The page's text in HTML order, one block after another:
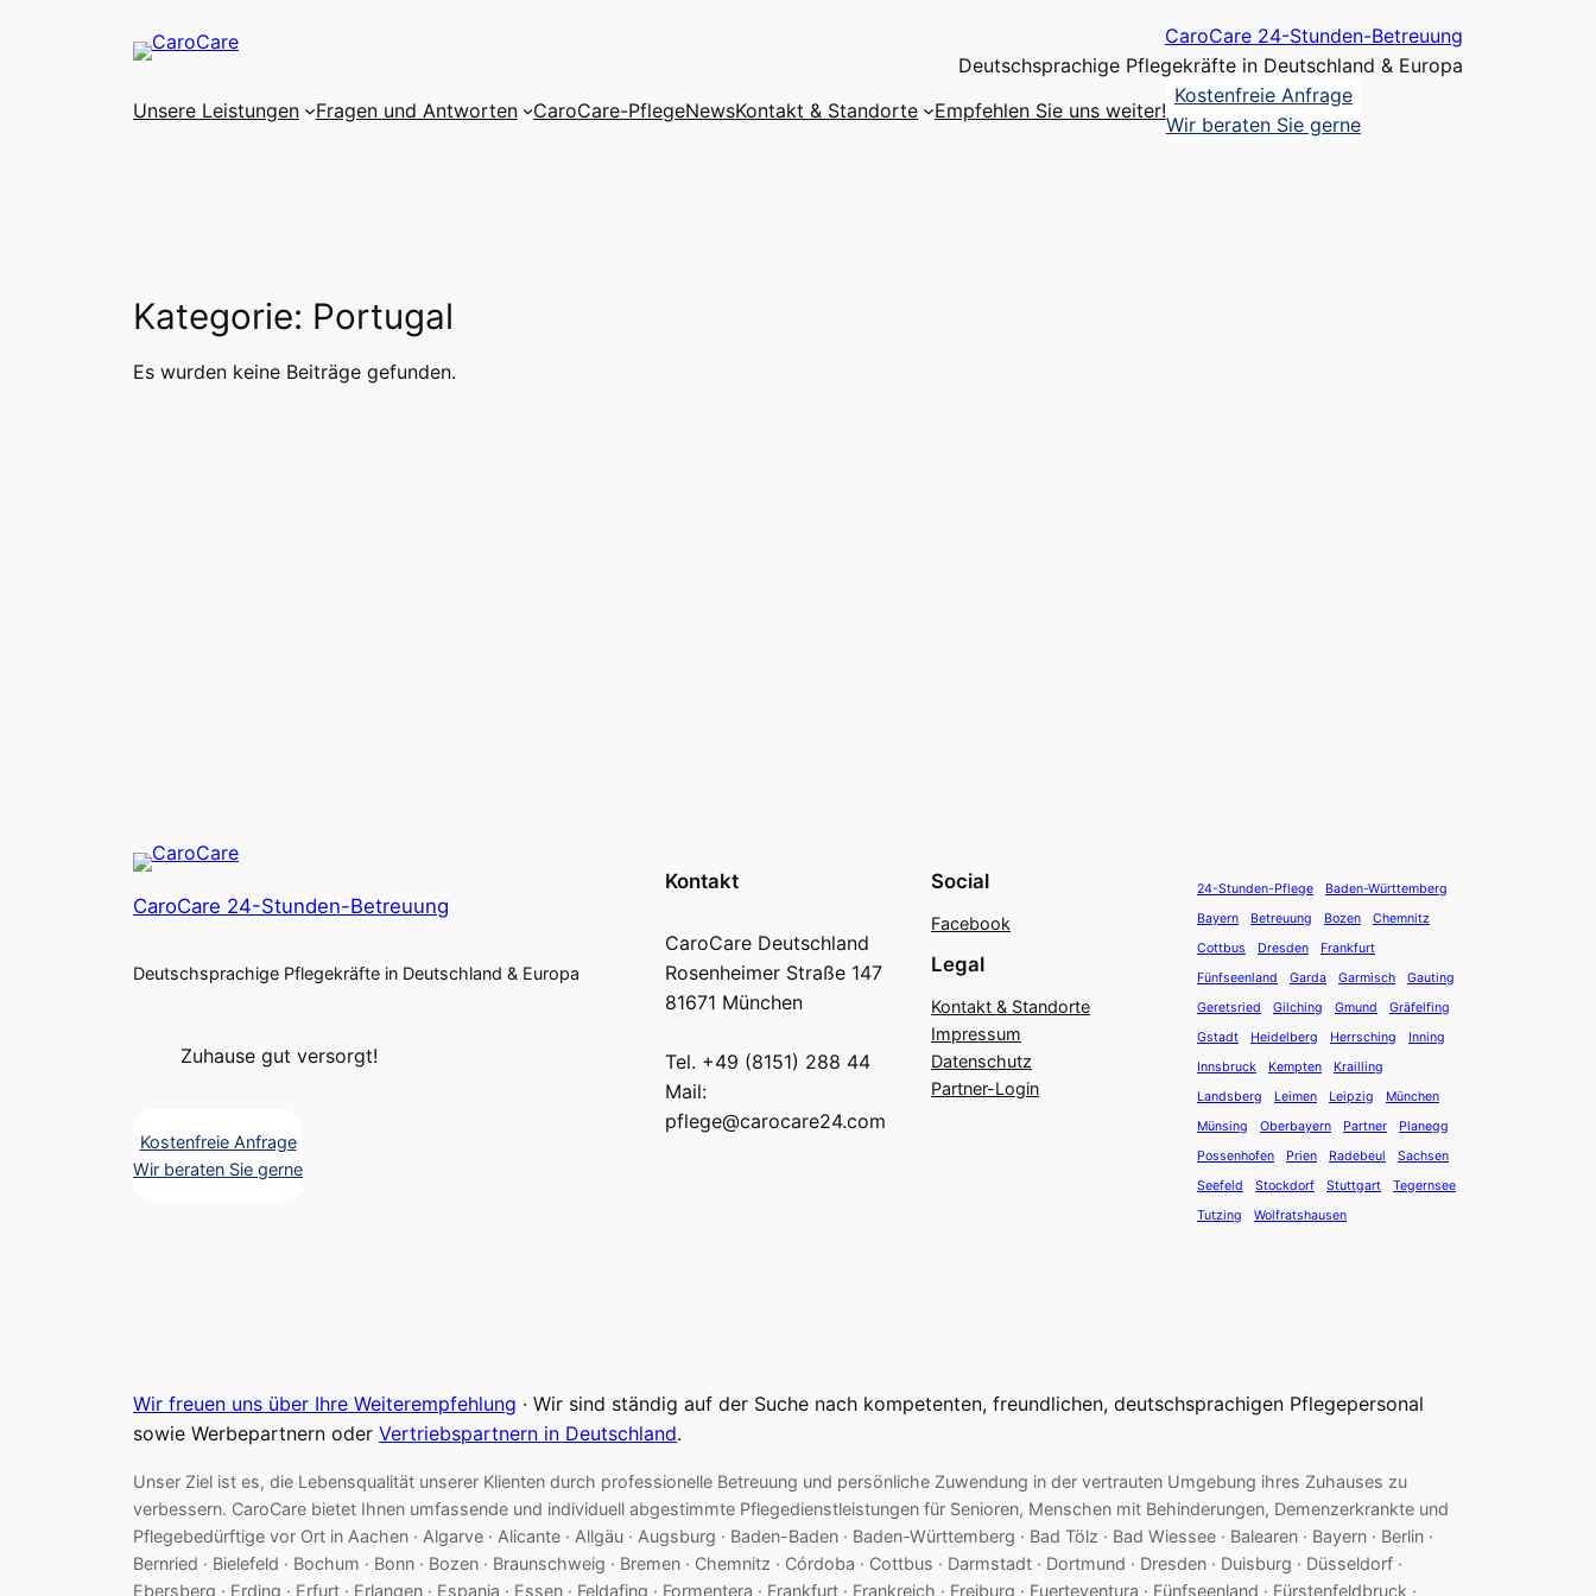
CaroCare 24-Stunden-Betreuung
Deutschsprachige Pflegekräfte in Deutschland & Europa
Unsere Leistungen
Fragen und Antworten CaroCare-PflegeNewsKontakt & Standorte Empfehlen Sie uns weiter!
Kostenfreie Anfrage
Wir beraten Sie gerne
Kategorie: Portugal
Es wurden keine Beiträge gefunden.
CaroCare 24-Stunden-Betreuung
Deutschsprachige Pflegekräfte in Deutschland & Europa
Zuhause gut versorgt!
Kostenfreie Anfrage
Wir beraten Sie gerne
Kontakt
CaroCare Deutschland
Rosenheimer Straße 147
81671 München
Tel. +49 (8151) 288 44
Mail:
pflege@carocare24.com
Social
Facebook
Legal
Kontakt & Standorte
Impressum
Datenschutz
Partner-Login
24-Stunden-Pflege
Baden-Württemberg
Bayern
Betreuung Bozen
Chemnitz
Cottbus
Dresden
Frankfurt
Fünfseenland
Garda Garmisch
Gauting
Geretsried
Gilching Gmund
Gräfelfing
Gstadt
Heidelberg Herrsching
Inning
Innsbruck
Kempten
Krailling
Landsberg
Leimen Leipzig
München
Münsing
Oberbayern Partner
Planegg
Possenhofen
Prien Radebeul
Sachsen
Seefeld
Stockdorf Stuttgart
Tegernsee
Tutzing
Wolfratshausen
Wir freuen uns über Ihre Weiterempfehlung · Wir sind ständig auf der Suche nach kompetenten, freundlichen, deutschsprachigen Pflegepersonal
sowie Werbepartnern oder Vertriebspartnern in Deutschland.
Unser Ziel ist es, die Lebensqualität unserer Klienten durch professionelle Betreuung und persönliche Zuwendung in der vertrauten Umgebung ihres Zuhauses zu
verbessern. CaroCare bietet Ihnen umfassende und individuell abgestimmte Pflegedienstleistungen für Senioren, Menschen mit Behinderungen, Demenzerkrankte und
Pflegebedürftige vor Ort in Aachen · Algarve · Alicante · Allgäu · Augsburg · Baden-Baden · Baden-Württemberg · Bad Tölz · Bad Wiessee · Balearen · Bayern · Berlin ·
Bernried · Bielefeld · Bochum · Bonn · Bozen · Braunschweig · Bremen · Chemnitz · Córdoba · Cottbus · Darmstadt · Dortmund · Dresden · Duisburg · Düsseldorf ·
Ebersberg · Erding · Erfurt · Erlangen · Espania · Essen · Feldafing · Formentera · Frankfurt · Frankreich · Freiburg · Fuerteventura · Fünfseenland · Fürstenfeldbruck ·